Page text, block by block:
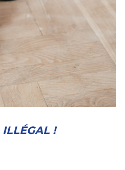
ILLÉGAL !